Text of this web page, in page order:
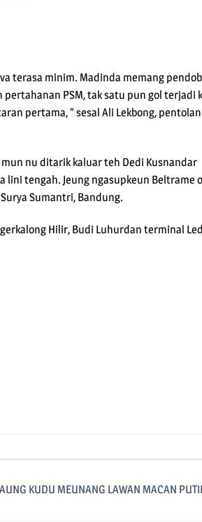
terasa minim. Madinda memang
PSM, tak satu pun gol terjadi
pertama, ” sesal Ali Lekbong, pentolan
nu ditarik kaluar teh Dedi Kusnandar
lini tengah. Jeung ngasupkeun Beltrame
Sumantri, Bandung.
Hilir, Budi Luhurdan terminal
KUDU MEUNANG LAWAN MACAN